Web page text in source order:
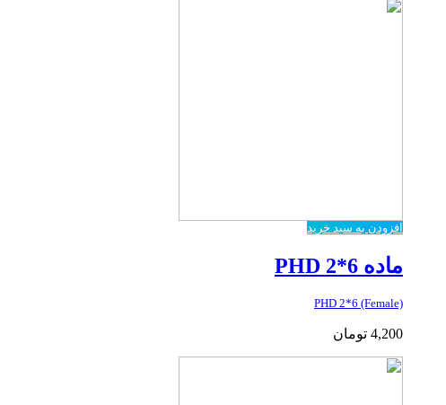
افزودن به سبد خرید
ماده PHD 2*6
PHD 2*6 (Female)
4,200 تومان